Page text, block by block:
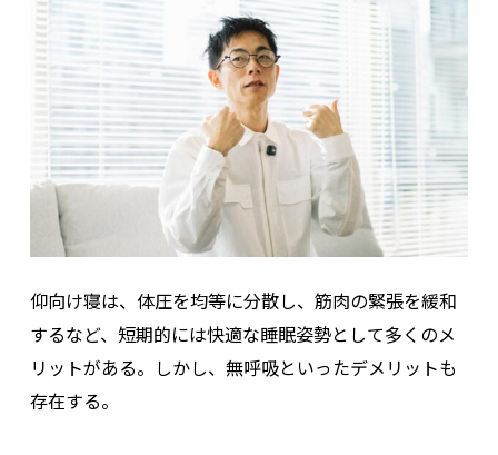
仰向け寝は、体圧を均等に分散し、筋肉の緊張を緩和
するなど、短期的には快適な睡眠姿勢として多くのメ
リットがある。しかし、無呼吸といったデメリットも
存在する。